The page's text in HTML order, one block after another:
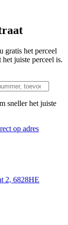
gratis het perceel
juiste perceel is.
sneller het juiste
op adres
2, 6828HE